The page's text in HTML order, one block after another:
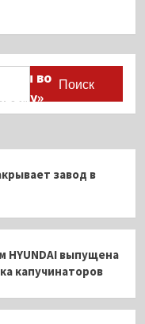
во
завод в
HYUNDAI выпущена
капучинаторов